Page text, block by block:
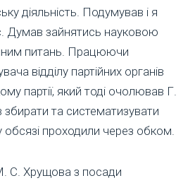
діяльність. Подумував і я
Думав зайнятись науковою
питань. Працюючи
відділу партійних органів
партії, який тоді очолював Г.
та систематизувати
обсязі проходили через обком.
С. Хрущова з посади